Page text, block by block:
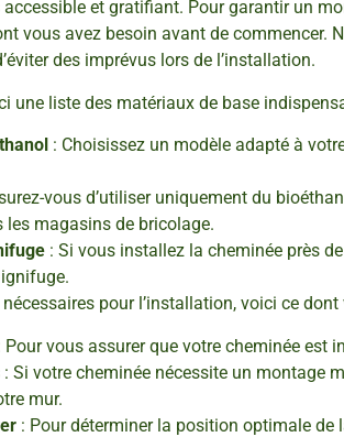
et gratifiant. Pour garantir un
vous avez besoin avant de commencer.
des imprévus lors de l’installation.
une liste des matériaux de base
: Choisissez un modèle adapté à
vous d’utiliser uniquement du
les magasins de bricolage.
: Si vous installez la cheminée près
pour l’installation, voici ce
Pour vous assurer que votre cheminée est
: Si votre cheminée nécessite un montage
mur.
: Pour déterminer la position optimale de